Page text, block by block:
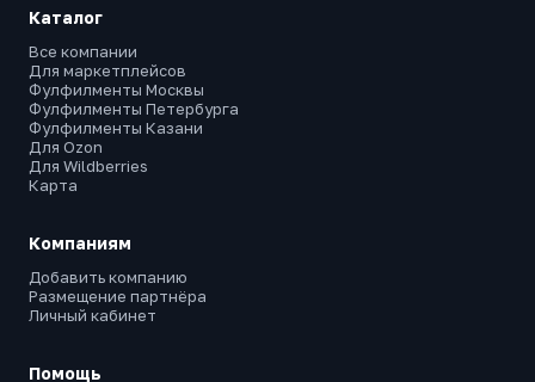
Каталог
Все компании
Для маркетплейсов
Фулфилменты Москвы
Фулфилменты Петербурга
Фулфилменты Казани
Для Ozon
Для Wildberries
Карта
Компаниям
Добавить компанию
Размещение партнёра
Личный кабинет
Помощь